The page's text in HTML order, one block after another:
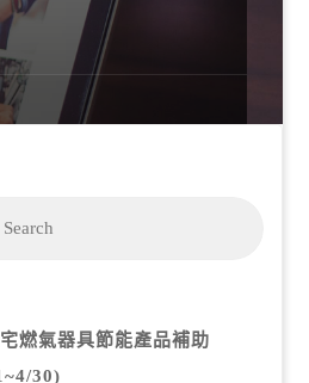
燃氣器具節能產品補助
30)